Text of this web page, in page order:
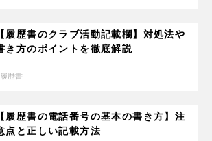
【履歴書のクラブ活動記載欄】対処法や
き方のポイントを徹底解説
履歴書
【履歴書の電話番号の基本の書き方】注
点と正しい記載方法